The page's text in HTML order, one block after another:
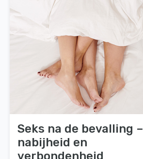
Seks na de bevalling –
nabijheid en
verbondenheid